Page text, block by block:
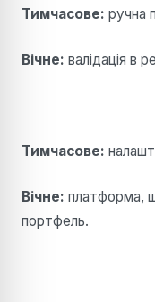
Тимчасове: ручна
Вічне: валідація в
Тимчасове:
Вічне: платформа,
портфель.